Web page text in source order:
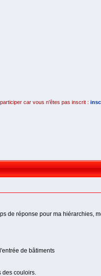
car vous n'êtes pas inscrit :
de réponse pour ma hiérarchies,
de bâtiments
des couloirs.